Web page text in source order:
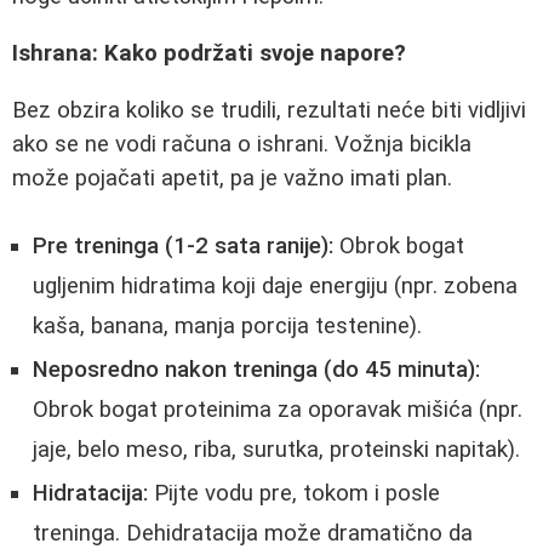
Ishrana: Kako podržati svoje napore?
Bez obzira koliko se trudili, rezultati neće biti vidljivi
ako se ne vodi računa o ishrani. Vožnja bicikla
može pojačati apetit, pa je važno imati plan.
Pre treninga (1-2 sata ranije): Obrok bogat
ugljenim hidratima koji daje energiju (npr. zobena
kaša, banana, manja porcija testenine).
Neposredno nakon treninga (do 45 minuta):
Obrok bogat proteinima za oporavak mišića (npr.
jaje, belo meso, riba, surutka, proteinski napitak).
Hidratacija: Pijte vodu pre, tokom i posle
treninga. Dehidratacija može dramatično da